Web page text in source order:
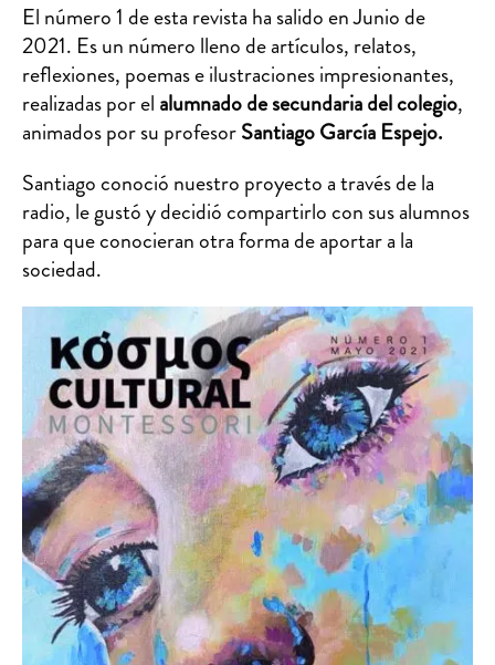
El número 1 de esta revista ha salido en Junio de
2021. Es un número lleno de artículos, relatos,
reflexiones, poemas e ilustraciones impresionantes,
realizadas por el alumnado de secundaria del colegio,
animados por su profesorSantiago García Espejo.
Santiago conoció nuestro proyecto a través de la
radio, le gustó y decidió compartirlo con sus alumnos
para que conocieran otra forma de aportar a la
sociedad.